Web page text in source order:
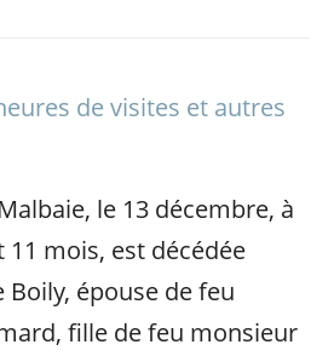
de visites et autres
le 13 décembre, à
11 mois, est décédée
épouse de feu
fille de feu monsieur